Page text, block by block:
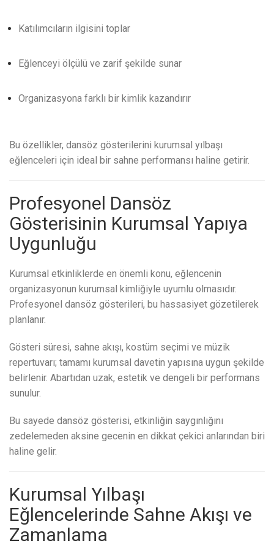
Katılımcıların ilgisini toplar
Eğlenceyi ölçülü ve zarif şekilde sunar
Organizasyona farklı bir kimlik kazandırır
Bu özellikler, dansöz gösterilerini kurumsal yılbaşı
eğlenceleri için ideal bir sahne performansı haline getirir.
Profesyonel Dansöz
Gösterisinin Kurumsal Yapıya
Uygunluğu
Kurumsal etkinliklerde en önemli konu, eğlencenin
organizasyonun kurumsal kimliğiyle uyumlu olmasıdır.
Profesyonel dansöz gösterileri, bu hassasiyet gözetilerek
planlanır.
Gösteri süresi, sahne akışı, kostüm seçimi ve müzik
repertuvarı; tamamı kurumsal davetin yapısına uygun şekilde
belirlenir. Abartıdan uzak, estetik ve dengeli bir performans
sunulur.
Bu sayede dansöz gösterisi, etkinliğin saygınlığını
zedelemeden aksine gecenin en dikkat çekici anlarından biri
haline gelir.
Kurumsal Yılbaşı
Eğlencelerinde Sahne Akışı ve
Zamanlama